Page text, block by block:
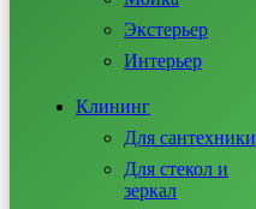
Экстерьер
Интерьер
Клининг
Для сантехники
Для стекол и
зеркал